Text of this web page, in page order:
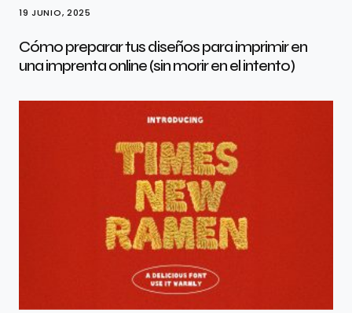
19 JUNIO, 2025
Cómo preparar tus diseños para imprimir en
una imprenta online (sin morir en el intento)